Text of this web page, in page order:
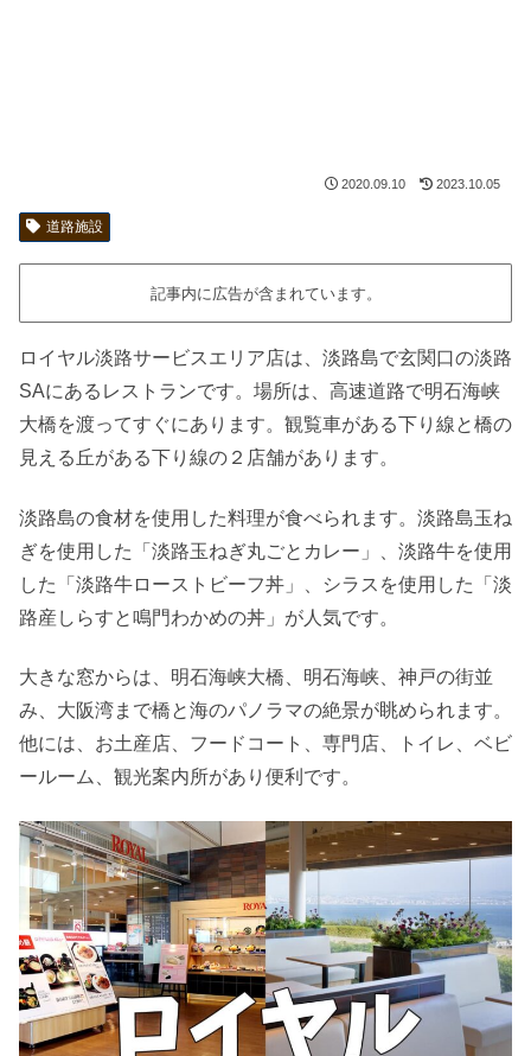
2020.09.10 2023.10.05
道路施設
記事内に広告が含まれています。
ロイヤル淡路サービスエリア店は、淡路島で玄関口の淡路
SAにあるレストランです。場所は、高速道路で明石海峡
大橋を渡ってすぐにあります。観覧車がある下り線と橋の
見える丘がある下り線の２店舗があります。
淡路島の食材を使用した料理が食べられます。淡路島玉ね
ぎを使用した「淡路玉ねぎ丸ごとカレー」、淡路牛を使用
した「淡路牛ローストビーフ丼」、シラスを使用した「淡
路産しらすと鳴門わかめの丼」が人気です。
大きな窓からは、明石海峡大橋、明石海峡、神戸の街並
み、大阪湾まで橋と海のパノラマの絶景が眺められます。
他には、お土産店、フードコート、専門店、トイレ、ベビ
ールーム、観光案内所があり便利です。